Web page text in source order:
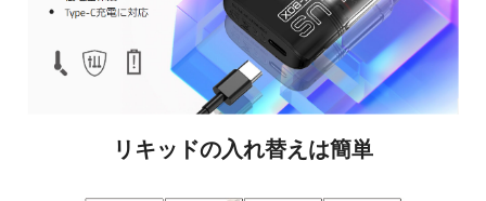
リキッドの入れ替えは簡単